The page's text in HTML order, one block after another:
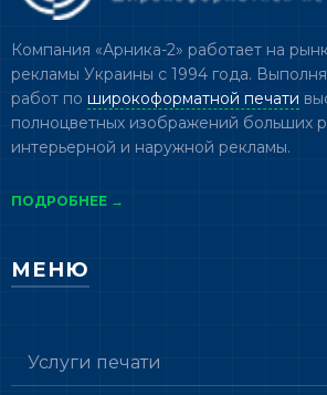
Компания «Арника-2» работает на
рекламы Украины с 1994 года.
работ по широкоформатной печати
полноцветных изображений больших
интерьерной и наружной рекламы.
ПОДРОБНЕЕ →
МЕНЮ
Услуги печати